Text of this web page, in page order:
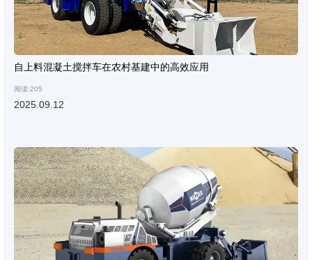
自上料混凝土搅拌车在农村基建中的高效应用
阅读:205
2025.09.12